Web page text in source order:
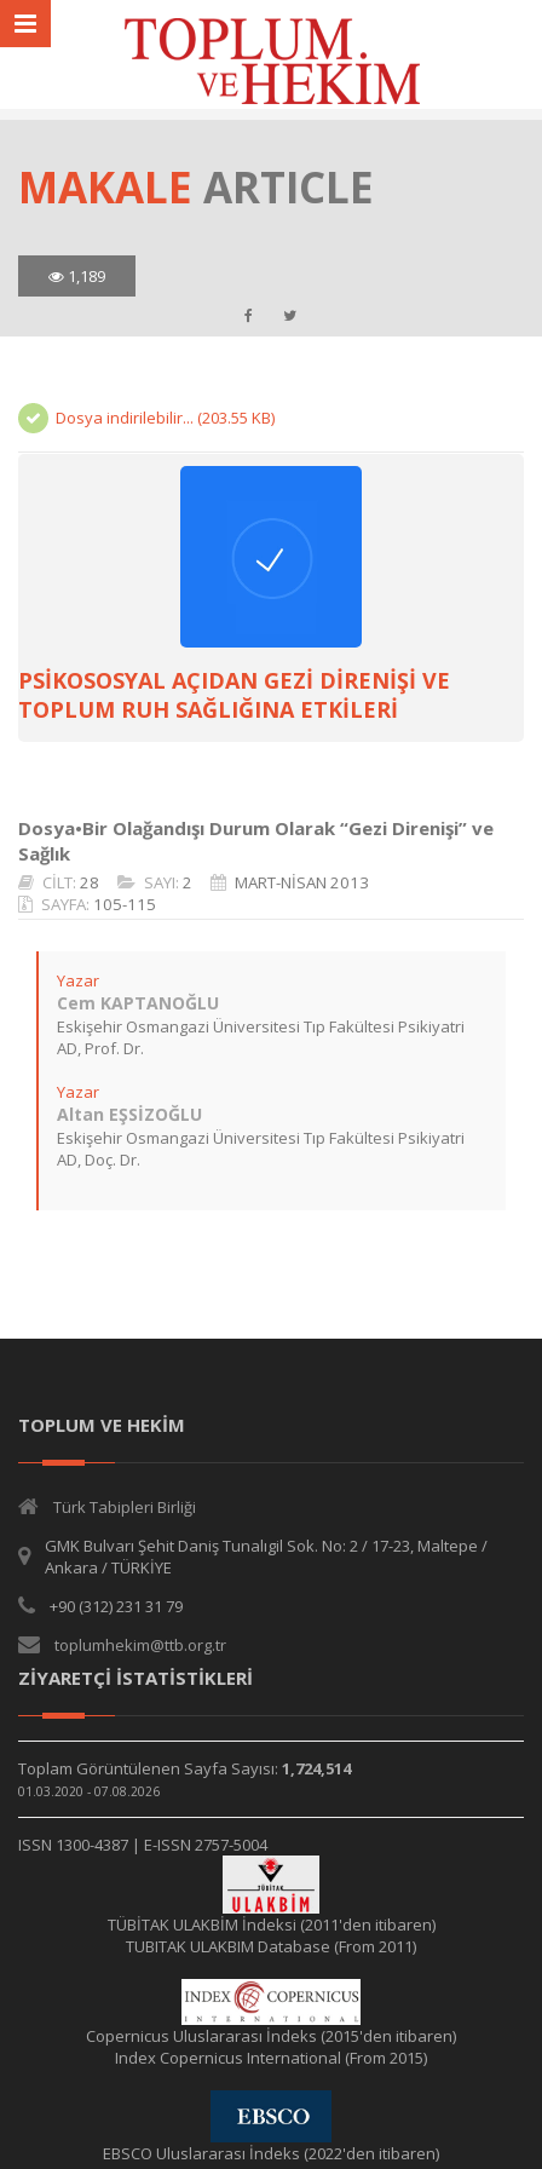
MAKALE ARTICLE
1,189
Dosya indirilebilir... (203.55 KB)
PSİKOSOSYAL AÇIDAN GEZİ DİRENİŞİ VE
TOPLUM RUH SAĞLIĞINA ETKİLERİ
Dosya•Bir Olağandışı Durum Olarak “Gezi Direnişi” ve
Sağlık
CİLT: 28 SAYI: 2
MART-NİSAN 2013
SAYFA: 105-115
Yazar
Cem KAPTANOĞLU
Eskişehir Osmangazi Üniversitesi Tıp Fakültesi Psikiyatri
AD, Prof. Dr.
Yazar
Altan EŞSİZOĞLU
Eskişehir Osmangazi Üniversitesi Tıp Fakültesi Psikiyatri
AD, Doç. Dr.
TOPLUM VE HEKİM
Türk Tabipleri Birliği
GMK Bulvarı Şehit Daniş Tunalıgil Sok. No: 2 / 17-23, Maltepe /
Ankara / TÜRKİYE
+90 (312) 231 31 79
toplumhekim@ttb.org.tr
ZİYARETÇİ İSTATİSTİKLERİ
Toplam Görüntülenen Sayfa Sayısı: 1,724,514
01.03.2020 - 07.08.2026
ISSN 1300-4387 | E-ISSN 2757-5004
TÜBİTAK ULAKBİM İndeksi (2011'den itibaren)
TUBITAK ULAKBIM Database (From 2011)
Copernicus Uluslararası İndeks (2015'den itibaren)
Index Copernicus International (From 2015)
EBSCO Uluslararası İndeks (2022'den itibaren)